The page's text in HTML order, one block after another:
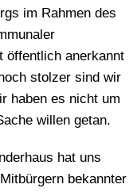
im Rahmen des
öffentlich anerkannt
stolzer sind wir
haben es nicht um
willen getan.
hat uns
bekannter